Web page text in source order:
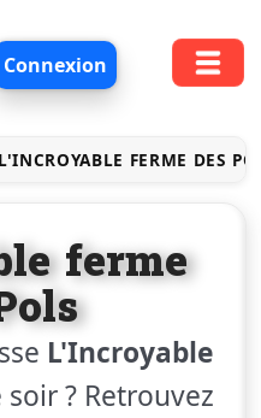
Connexion
L'INCROYABLE FERME DES
ferme
L'Incroyable
? Retrouvez